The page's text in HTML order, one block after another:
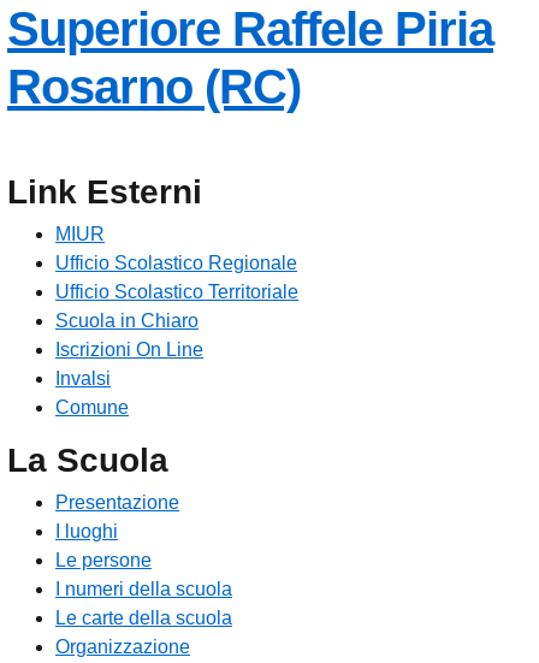
Superiore Raffele Piria
Rosarno (RC)— Visita la
Link Esterni
MIUR
Ufficio Scolastico Regionale
Ufficio Scolastico Territoriale
Scuola in Chiaro
Iscrizioni On Line
Invalsi
Comune
La Scuola
Presentazione
I luoghi
Le persone
I numeri della scuola
Le carte della scuola
Organizzazione